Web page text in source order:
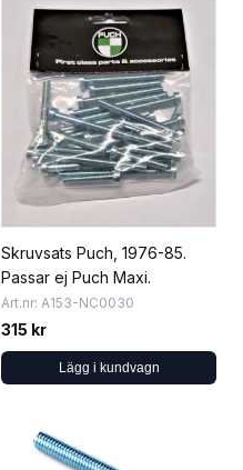
Skruvsats Puch, 1976-85.
Passar ej Puch Maxi.
Art.nr: A153-NC0030
315 kr
Lägg i kundvagn